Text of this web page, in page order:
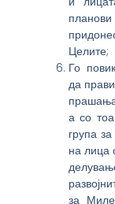
Целите;
Го
да
а со
група
на лица
за